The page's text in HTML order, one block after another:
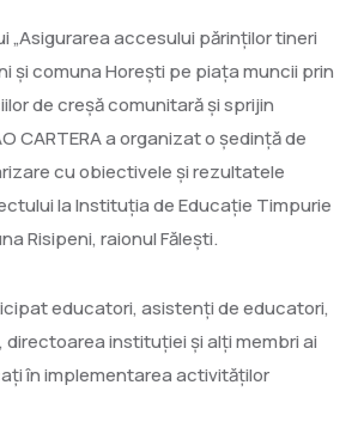
„Asigurarea accesului părinților tineri
și comuna Horești pe piața muncii prin
de creșă comunitară și sprijin
CARTERA a organizat o ședință de
cu obiectivele și rezultatele
la Instituția de Educație Timpurie
Risipeni, raionul Fălești.
educatori, asistenți de educatori,
instituției și alți membri ai
în implementarea activităților